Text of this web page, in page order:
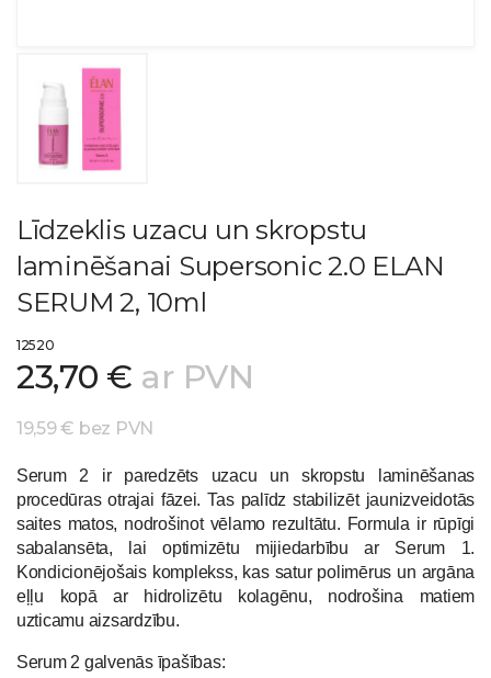
Līdzeklis uzacu un skropstu
laminēšanai Supersonic 2.0 ELAN
SERUM 2, 10ml
12520
23,70 € ar PVN
19,59 € bez PVN
Serum 2 ir paredzēts uzacu un skropstu laminēšanas
procedūras otrajai fāzei. Tas palīdz stabilizēt jaunizveidotās
saites matos, nodrošinot vēlamo rezultātu. Formula ir rūpīgi
sabalansēta, lai optimizētu mijiedarbību ar Serum 1.
Kondicionējošais komplekss, kas satur polimērus un argāna
eļļu kopā ar hidrolizētu kolagēnu, nodrošina matiem
uzticamu aizsardzību.
Serum 2 galvenās īpašības: